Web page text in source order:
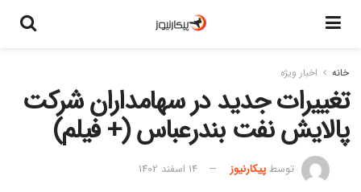
خانه اخبار ویژه
تغییرات جدید در سهامداران شرکت
پالایش نفت بندرعباس (+ فیلم)
توسطپیکارنیوز 14 اسفند 1402